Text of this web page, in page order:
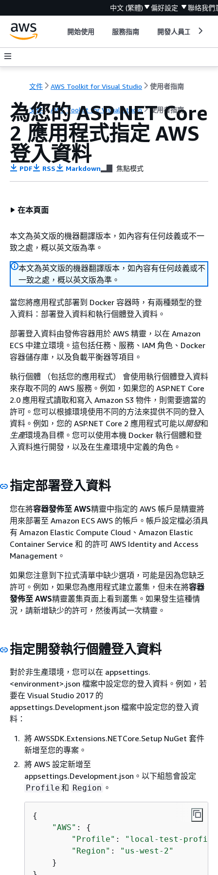
中文 (繁體) 偏好設定 聯絡我們
開始使用 服務指南 開發人員工具
文件 AWS Toolkit for Visual Studio 使用者指南
文件 AWS Toolkit for Visual Studio 使用者指南
為您的 ASP.NET Core
2 應用程式指定 AWS
登入資料
PDF RSS Markdown 焦點模式
在本頁面
本文為英文版的機器翻譯版本，如內容有任何歧義或不一
致之處，概以英文版為準。
本文為英文版的機器翻譯版本，如內容有任何歧義或不
一致之處，概以英文版為準。
當您將應用程式部署到 Docker 容器時，有兩種類型的登
入資料：部署登入資料和執行個體登入資料。
部署登入資料由發佈容器用於 AWS 精靈，以在 Amazon
ECS 中建立環境。這包括任務、服務、IAM 角色、Docker
容器儲存庫，以及負載平衡器等項目。
執行個體 （包括您的應用程式） 會使用執行個體登入資料
來存取不同的 AWS 服務。例如，如果您的 ASP.NET Core
2.0 應用程式讀取和寫入 Amazon S3 物件，則需要適當的
許可。您可以根據環境使用不同的方法來提供不同的登入
資料。例如，您的 ASP.NET Core 2 應用程式可能以開發和
生產環境為目標。您可以使用本機 Docker 執行個體和登
入資料進行開發，以及在生產環境中定義的角色。
指定部署登入資料
您在將容器發佈至 AWS精靈中指定的 AWS 帳戶是精靈將
用來部署至 Amazon ECS AWS 的帳戶。帳戶設定檔必須具
有 Amazon Elastic Compute Cloud、Amazon Elastic
Container Service 和 的許可 AWS Identity and Access
Management。
如果您注意到下拉式清單中缺少選項，可能是因為您缺乏
許可。例如，如果您為應用程式建立叢集，但未在將容器
發佈至 AWS精靈叢集頁面上看到叢集。如果發生這種情
況，請新增缺少的許可，然後再試一次精靈。
指定開發執行個體登入資料
對於非生產環境，您可以在 appsettings.
<environment>.json 檔案中設定您的登入資料。例如，若
要在 Visual Studio 2017 的
appsettings.Development.json 檔案中設定您的登入資
料：
將 AWSSDK.Extensions.NETCore.Setup NuGet 套件
新增至您的專案。
將 AWS 設定新增至
appsettings.Development.json。以下組態會設定
Profile 和 Region 。
{
"AWS" : {
"Profile" :
"local-test-
"Region" :
"us-west-2"
    }